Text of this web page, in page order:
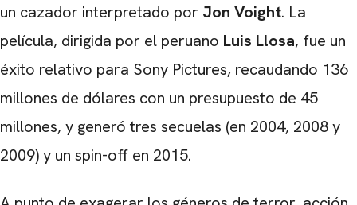
un cazador interpretado por Jon Voight. La
película, dirigida por el peruano Luis Llosa, fue un
éxito relativo para Sony Pictures, recaudando 136
millones de dólares con un presupuesto de 45
millones, y generó tres secuelas (en 2004, 2008 y
2009) y un spin-off en 2015.